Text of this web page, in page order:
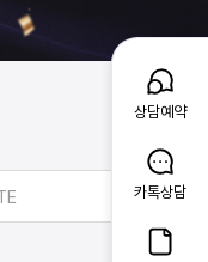
상담예약
카톡상담